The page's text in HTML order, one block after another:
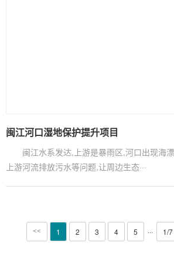
闽江河口湿地保护提升项目
闽江水系发达,上游是暴雨区,河口出现海漂
上游河流排放污水等问题,让周边生态···
<< 1 2 3 4 5 ··· 1/7